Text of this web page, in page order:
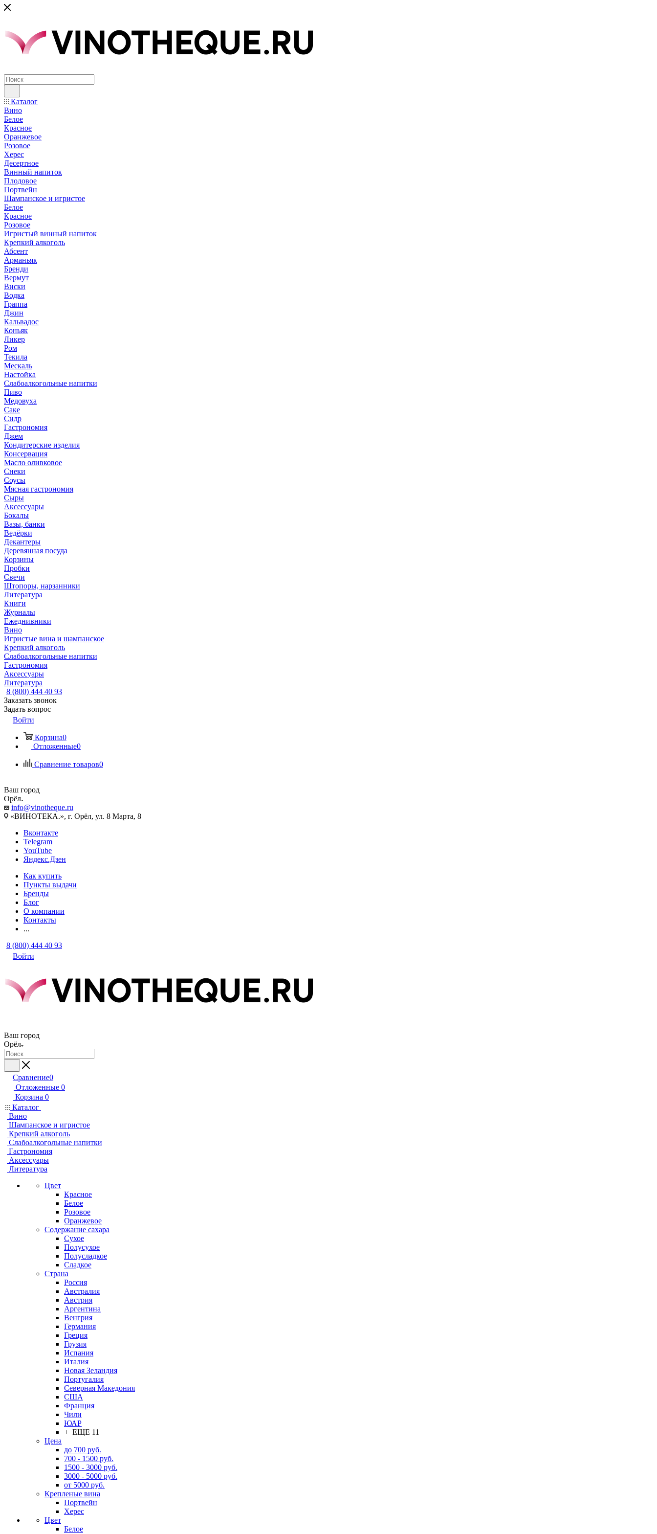
Каталог
Вино
Белое
Красное
Оранжевое
Розовое
Херес
Десертное
Винный напиток
Плодовое
Портвейн
Шампанское и игристое
Белое
Красное
Розовое
Игристый винный напиток
Крепкий алкоголь
Абсент
Арманьяк
Бренди
Вермут
Виски
Водка
Граппа
Джин
Кальвадос
Коньяк
Ликер
Ром
Текила
Мескаль
Настойка
Слабоалкогольные напитки
Пиво
Медовуха
Саке
Сидр
Гастрономия
Джем
Кондитерские изделия
Консервация
Масло оливковое
Снеки
Соусы
Мясная гастрономия
Сыры
Аксессуары
Бокалы
Вазы, банки
Ведёрки
Декантеры
Деревянная посуда
Корзины
Пробки
Свечи
Штопоры, нарзанники
Литература
Книги
Журналы
Ежеднивники
Вино
Игристые вина и шампанское
Крепкий алкоголь
Слабоалкогольные напитки
Гастрономия
Аксессуары
Литература
8 (800) 444 40 93
Заказать звонок
Задать вопрос
Войти
Корзина0
Отложенные0
Сравнение товаров0
Ваш город
Орёл
info@vinotheque.ru
«ВИНОТЕКА.», г. Орёл, ул. 8 Марта, 8
Вконтакте
Telegram
YouTube
Яндекс.Дзен
Как купить
Пункты выдачи
Бренды
Блог
О компании
Контакты
...
8 (800) 444 40 93
Войти
Ваш город
Орёл
Сравнение0
Отложенные 0
Корзина 0
Каталог
Вино
Шампанское и игристое
Крепкий алкоголь
Слабоалкогольные напитки
Гастрономия
Аксессуары
Литература
Цвет
Красное
Белое
Розовое
Оранжевое
Содержание сахара
Сухое
Полусухое
Полусладкое
Сладкое
Страна
Россия
Австралия
Австрия
Аргентина
Венгрия
Германия
Греция
Грузия
Испания
Италия
Новая Зеландия
Португалия
Северная Македония
США
Франция
Чили
ЮАР
+ ЕЩЕ 11
Цена
до 700 руб.
700 - 1500 руб.
1500 - 3000 руб.
3000 - 5000 руб.
от 5000 руб.
Крепленые вина
Портвейн
Херес
Цвет
Белое